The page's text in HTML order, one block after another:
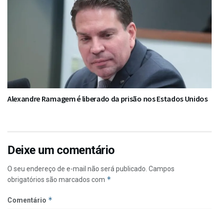
Alexandre Ramagem é liberado da prisão nos Estados Unidos
Deixe um comentário
O seu endereço de e-mail não será publicado. Campos
obrigatórios são marcados com *
Comentário *